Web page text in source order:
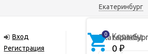
Екатеринбург
Вход
Регистрация
0 Корзина
0 ₽